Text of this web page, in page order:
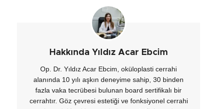
Hakkında Yıldız Acar Ebcim
Op. Dr. Yıldız Acar Ebcim, oküloplasti cerrahi
alanında 10 yılı aşkın deneyime sahip, 30 binden
fazla vaka tecrübesi bulunan board sertifikalı bir
cerrahtır. Göz çevresi estetiği ve fonksiyonel cerrahi